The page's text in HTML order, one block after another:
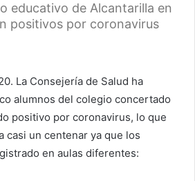
educativo de Alcantarilla en
positivos por coronavirus
La Consejería de Salud ha
alumnos del colegio concertado
positivo por coronavirus, lo que
casi un centenar ya que los
en aulas diferentes: